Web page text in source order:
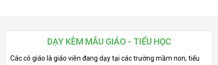
DẠY KÈM MẪU GIÁO - TIỂU HỌC
Các cô giáo là giáo viên đang dạy tại các trường mầm non, tiểu